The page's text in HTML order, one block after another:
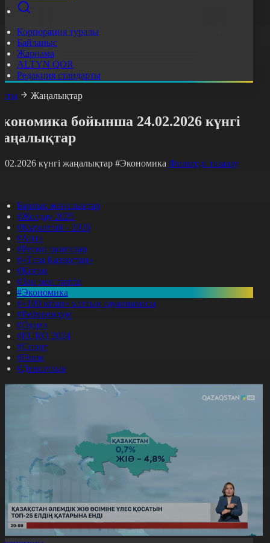
Корпорация туралы
Байланыс
Жарнама
ALTYN QOR
Редакция стандарты
Жаңалықтар
бойынша 24.02.2026 күнгі
күнгі жаңалықтар #Экономика Фильтрді тазалау
Барлық жаңалықтар
#Жолдау 2025
#Құрылтай - 2026
#Апта
#Ресми оқиғалар
#«Таза Қазақстан»
#Қоғам
#Заң мен тәртіп
#Экономика
#«100 кітап» ұлттық сауалнамасы
#Референдум
#Оқиға
#EURO 2024
#Спорт
#Әлем
#Денсаулық